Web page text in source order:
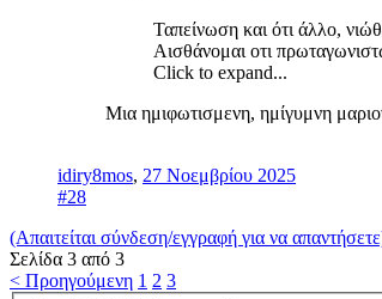
Ταπείνωση και ότι άλλο,
Αισθάνομαι οτι
Click to expand...
Μια ημιφωτισμενη, ημίγυμνη
idiry8mos, 27 Νοεμβρίου 2025
#28
(Απαιτείται σύνδεση/εγγραφή για να
Σελίδα 3 από 3
< Προηγούμενη 1 2 3